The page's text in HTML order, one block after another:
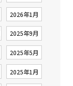
2026年1月
2025年9月
2025年5月
2025年1月